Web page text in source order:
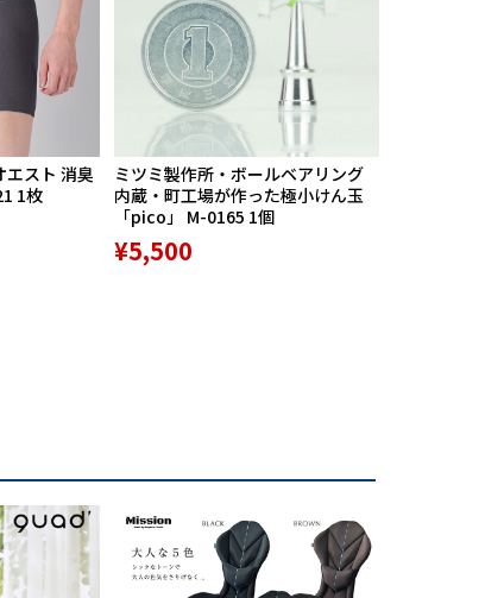
エスト 消臭
1枚
ミツミ製作所・ボールベアリング
内蔵・町工場が作った極小けん玉
「pico」 M-0165 1個
¥5,500